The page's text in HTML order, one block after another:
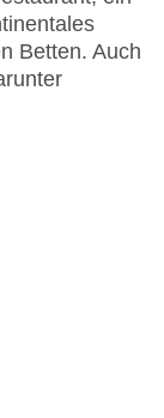
Betten. Auch